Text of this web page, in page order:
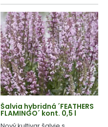
Šalvia hybridná ´FEATHERS
FLAMINGO´ kont. 0,5 l